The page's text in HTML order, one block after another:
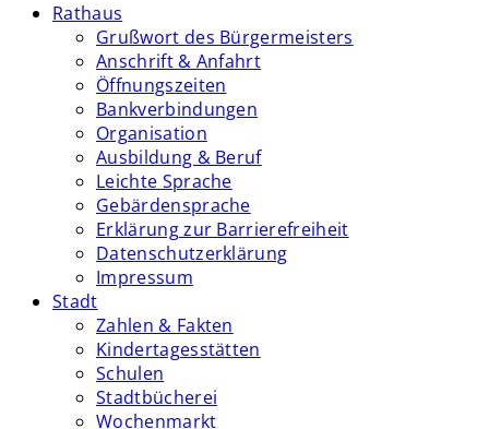
Rathaus
Grußwort des Bürgermeisters
Anschrift & Anfahrt
Öffnungszeiten
Bankverbindungen
Organisation
Ausbildung & Beruf
Leichte Sprache
Gebärdensprache
Erklärung zur Barrierefreiheit
Datenschutzerklärung
Impressum
Stadt
Zahlen & Fakten
Kindertagesstätten
Schulen
Stadtbücherei
Wochenmarkt